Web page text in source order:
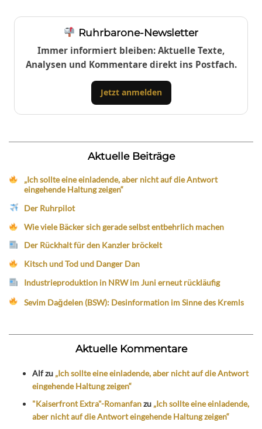
Ruhrbarone-Newsletter
Immer informiert bleiben: Aktuelle Texte,
Analysen und Kommentare direkt ins Postfach.
Jetzt anmelden
Aktuelle Beiträge
„Ich sollte eine einladende, aber nicht auf die Antwort
eingehende Haltung zeigen“
Der Ruhrpilot
Wie viele Bäcker sich gerade selbst entbehrlich machen
Der Rückhalt für den Kanzler bröckelt
Kitsch und Tod und Danger Dan
Industrieproduktion in NRW im Juni erneut rückläufig
Sevim Dağdelen (BSW): Desinformation im Sinne des Kremls
Aktuelle Kommentare
Alfzu „Ich sollte eine einladende, aber nicht auf die Antwort
eingehende Haltung zeigen“
"Kaiserfront Extra"-Romanfanzu „Ich sollte eine einladende,
aber nicht auf die Antwort eingehende Haltung zeigen“